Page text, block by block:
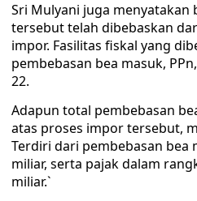
Sri Mulyani juga menyatakan
tersebut telah dibebaskan
impor. Fasilitas fiskal yang
pembebasan bea masuk,
22.
Adapun total pembebasan
atas proses impor tersebut,
Terdiri dari pembebasan bea
miliar, serta pajak dalam
miliar.`